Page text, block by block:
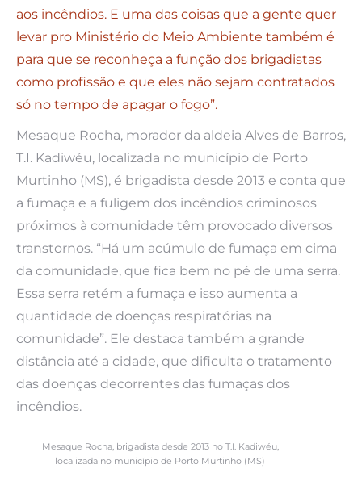
aos incêndios. E uma das coisas que a gente quer
levar pro Ministério do Meio Ambiente também é
para que se reconheça a função dos brigadistas
como profissão e que eles não sejam contratados
só no tempo de apagar o fogo”.
Mesaque Rocha, morador da aldeia Alves de Barros,
T.I. Kadiwéu, localizada no município de Porto
Murtinho (MS), é brigadista desde 2013 e conta que
a fumaça e a fuligem dos incêndios criminosos
próximos à comunidade têm provocado diversos
transtornos. “Há um acúmulo de fumaça em cima
da comunidade, que fica bem no pé de uma serra.
Essa serra retém a fumaça e isso aumenta a
quantidade de doenças respiratórias na
comunidade”. Ele destaca também a grande
distância até a cidade, que dificulta o tratamento
das doenças decorrentes das fumaças dos
incêndios.
Mesaque Rocha, brigadista desde 2013 no T.I. Kadiwéu,
localizada no município de Porto Murtinho (MS)